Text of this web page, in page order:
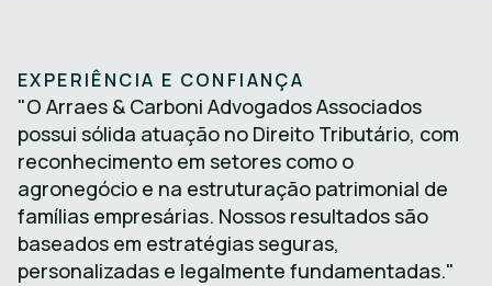
EXPERIÊNCIA E CONFIANÇA
"O Arraes & Carboni Advogados Associados
possui sólida atuação no Direito Tributário, com
reconhecimento em setores como o
agronegócio e na estruturação patrimonial de
famílias empresárias. Nossos resultados são
baseados em estratégias seguras,
personalizadas e legalmente fundamentadas."